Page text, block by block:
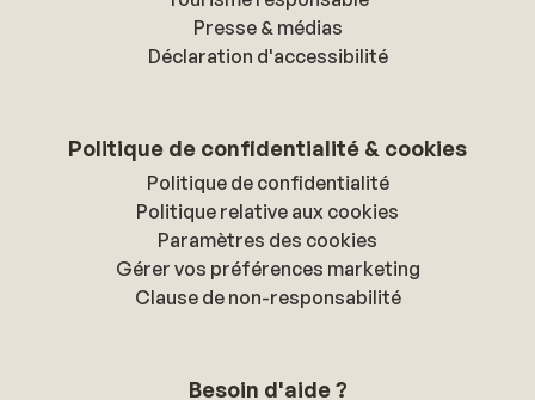
Presse & médias
Déclaration d'accessibilité
Politique de confidentialité & cookies
Politique de confidentialité
Politique relative aux cookies
Paramètres des cookies
Gérer vos préférences marketing
Clause de non-responsabilité
Besoin d'aide ?